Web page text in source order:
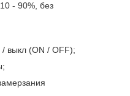
- 90%, без
/ выкл (ON / OFF);